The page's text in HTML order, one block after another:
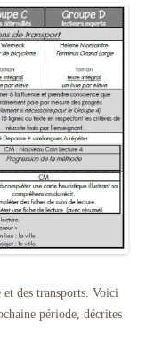
des transports. Voici
période, décrites